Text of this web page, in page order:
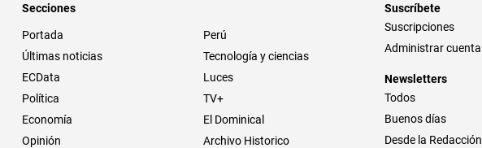
Secciones
Portada
Últimas noticias
ECData
Política
Economía
Opinión
Perú
Tecnología y ciencias
Luces
TV+
El Dominical
Archivo Historico
Suscríbete
Suscripciones
Administrar cuenta
Newsletters
Todos
Buenos días
Desde la Redacción